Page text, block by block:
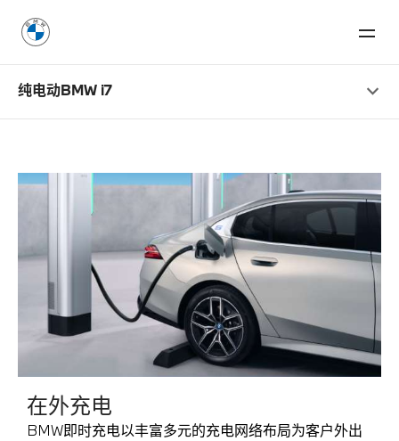
纯电动BMW i7
在外充电
BMW即时充电以丰富多元的充电网络布局为客户外出